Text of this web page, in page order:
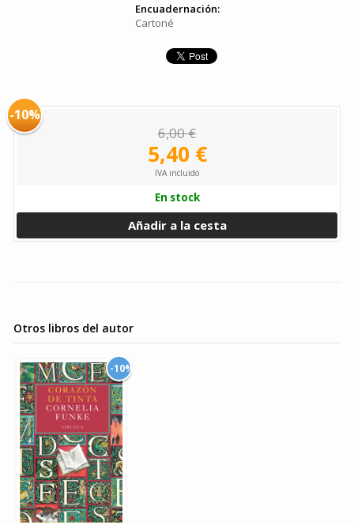
Encuadernación:
Cartoné
-10%
6,00 €
5,40 €
IVA incluido
En stock
Añadir a la cesta
Otros libros del autor
-10%